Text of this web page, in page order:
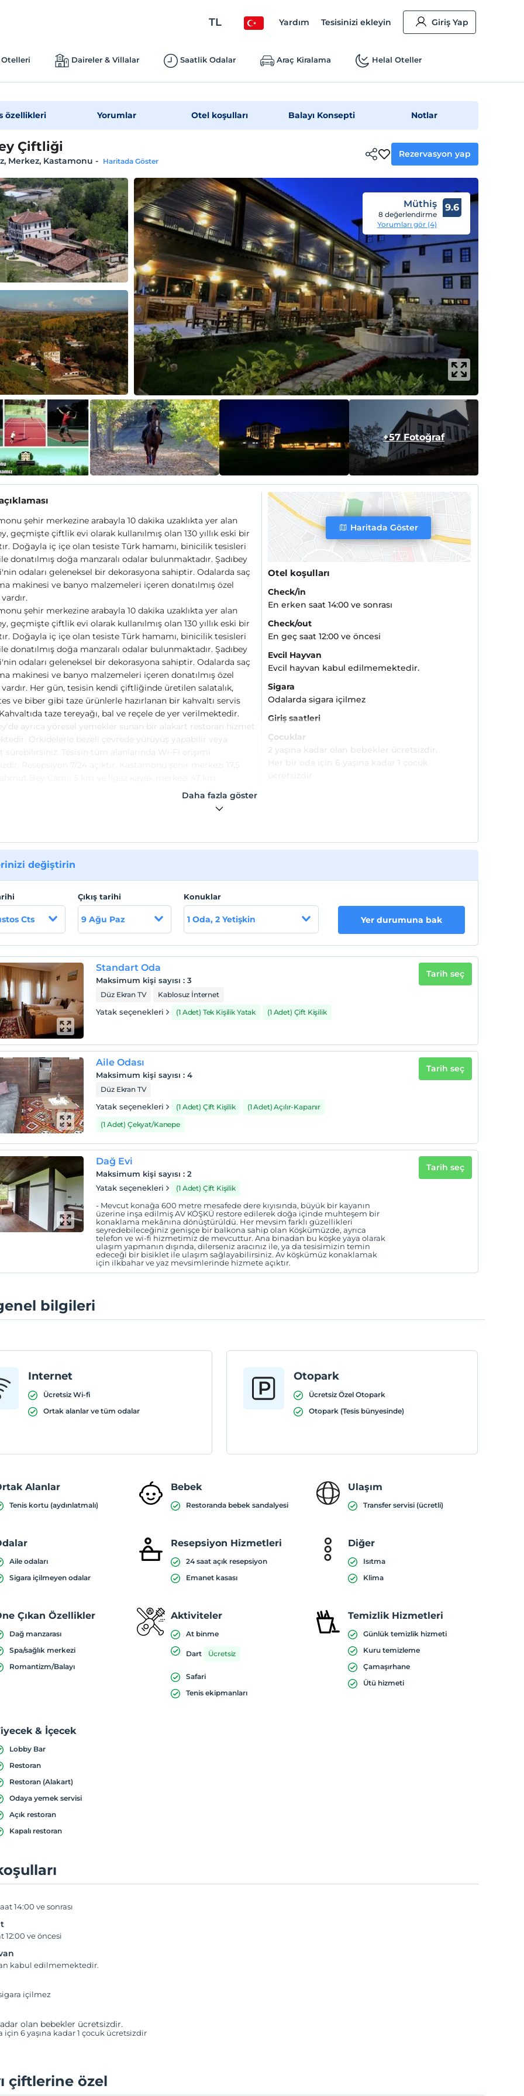
TL Yardım Tesisinizi ekleyin Giriş Yap
Daireler & Villalar Saatlik Odalar Araç Kiralama Helal Oteller
özellikleri Yorumlar Otel koşulları Balayı Konsepti Notlar
Çiftliği
Merkez, Kastamonu - Haritada Göster
Rezervasyon yap
Müthiş
8 değerlendirme
Yorumları gör (4)
9.6
+57 Fotoğraf
şehir merkezine arabayla 10 dakika uzaklıkta yer alan
geçmişte çiftlik evi olarak kullanılmış olan 130 yıllık eski bir
Doğayla iç içe olan tesiste Türk hamamı, binicilik tesisleri
donatılmış doğa manzaralı odalar bulunmaktadır. Şadıbey
odaları geleneksel bir dekorasyona sahiptir. Odalarda saç
makinesi ve banyo malzemeleri içeren donatılmış özel
şehir merkezine arabayla 10 dakika uzaklıkta yer alan
geçmişte çiftlik evi olarak kullanılmış olan 130 yıllık eski bir
Doğayla iç içe olan tesiste Türk hamamı, binicilik tesisleri
donatılmış doğa manzaralı odalar bulunmaktadır. Şadıbey
odaları geleneksel bir dekorasyona sahiptir. Odalarda saç
makinesi ve banyo malzemeleri içeren donatılmış özel
Her gün, tesisin kendi çiftliğinde üretilen salatalık,
ve biber gibi taze ürünlerle hazırlanan bir kahvaltı servis
taze tereyağı, bal ve reçele de yer verilmektedir.
ayrıca yöresel yemekler sunan bir alakart restoran hizmet
Orkidelerle bezeli çevrede yürüyüş yapabilir veya
sürebilirsiniz. Tesisin tüm alanlarında Wi-Fi erişimi
Kastamonu Havalimanı 29 km uzaklıktadır. Otel
şehir merkezi 17,5 km, Mahmut Bey Camii 5 km ve Ilgaz
Otel bünyesindeki özel otopark ücretsizdir.
Haritada Göster
Otel koşulları
Check/in
En erken saat 14:00 ve sonrası
Check/out
En geç saat 12:00 ve öncesi
Evcil Hayvan
Evcil hayvan kabul edilmemektedir.
Sigara
Odalarda sigara içilmez
Giriş saatleri
Çocuklar
2 yaşına kadar olan bebekler ücretsizdir.
Daha fazla göster
değiştirin
Cts
Çıkış tarihi
9 Ağu Paz
Konuklar
1 Oda, 2 Yetişkin Yer durumuna bak
Standart Oda
Maksimum kişi sayısı :3
Düz Ekran TV Kablosuz İnternet
Yatak seçenekleri (1 Adet) Tek Kişilik Yatak (1 Adet) Çift Kişilik
Tarih seç
Aile Odası
Maksimum kişi sayısı :4
Düz Ekran TV
Yatak seçenekleri (1 Adet) Çift Kişilik
(1 Adet) Açılır-Kapanır
(1 Adet) Çekyat/Kanepe
Tarih seç
Dağ Evi
Maksimum kişi sayısı :2
Yatak seçenekleri
(1 Adet) Çift Kişilik
- Mevcut konağa 600 metre mesafede dere kıyısında, büyük bir kayanın
üzerine inşa edilmiş AV KÖŞKÜ restore edilerek doğa içinde muhteşem bir
konaklama mekânına dönüştürüldü. Her mevsim farklı güzellikleri
seyredebileceğiniz genişçe bir balkona sahip olan Köşkümüzde, ayrıca
telefon ve wi-fi hizmetimiz de mevcuttur. Ana binadan bu köşke yaya olarak
ulaşım yapmanın dışında, dilerseniz aracınız ile, ya da tesisimizin temin
edeceği bir bisiklet ile ulaşım sağlayabilirsiniz. Av köşkümüz konaklamak
için ilkbahar ve yaz mevsimlerinde hizmete açıktır.
Tarih seç
bilgileri
Internet
Ücretsiz Wi-fi
Ortak alanlar ve tüm odalar
Otopark
Ücretsiz Özel Otopark
Otopark (Tesis bünyesinde)
Alanlar
Tenis kortu (aydınlatmalı)
Bebek
Restoranda bebek sandalyesi
Ulaşım
Transfer servisi (ücretli)
Aile odaları
Sigara içilmeyen odalar
Resepsiyon Hizmetleri
24 saat açık resepsiyon
Emanet kasası
Diğer
Isıtma
Klima
Çıkan Özellikler
Dağ manzarası
Spa/sağlık merkezi
Romantizm/Balayı
Aktiviteler
At binme
Dart Ücretsiz
Safari
Tenis ekipmanları
Temizlik Hizmetleri
Günlük temizlik hizmeti
Kuru temizleme
Çamaşırhane
Ütü hizmeti
& İçecek
Lobby Bar
Restoran
Restoran (Alakart)
Odaya yemek servisi
Açık restoran
Kapalı restoran
14:00 ve sonrası
12:00 ve öncesi
kabul edilmemektedir.
içilmez
olan bebekler ücretsizdir.
için 6 yaşına kadar 1 çocuk ücretsizdir
çiftlerine özel